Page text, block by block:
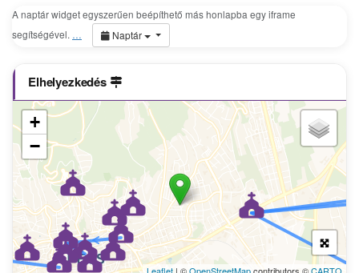
A naptár widget egyszerűen beépíthető más honlapba egy iframe
segítségével. … Naptár
Elhelyezkedés
+
−